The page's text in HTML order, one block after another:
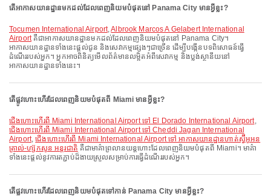
តើអាកាសយានដ្ឋានមកដល់ដែលពេញនិយមបំផុតនៅ Panama City មានអ្វីខ្លះ?
Tocumen International Airport,Albrook Marcos A Gelabert International
Airportគឺជាអាកាសយានដ្ឋានមកដល់ដែលពេញនិយមបំផុតនៅ Panama City។
អាកាសយានដ្ឋានទាំងនេះផ្តល់ជូន និងសេវាកម្មផ្សេងៗជាច្រើន ដើម្បីបង្កើនបទពិសោធន៍ធ្វើ
ដំណើររបស់អ្នក។ អ្នកអាចពិនិត្យមើលព័ត៌មានលម្អិតអំពីសេវាកម្ម និងប្លង់ស្ថានីយនៅ
អាកាសយានដ្ឋានទាំងនេះ។
តើផ្លូវហោះហើរដែលពេញនិយមបំផុតពី Miami មានអ្វីខ្លះ?
ជើងហោះហើរពី Miami International Airport ទៅ El Dorado International Airport,
ជើងហោះហើរពី Miami International Airport ទៅ Cheddi Jagan International
Airport,ជើងហោះហើរពី Miami International Airport ទៅ អាកាសយានដ្ឋានហាត់ស្វ៊ីអូអន
ត្រាល់-ហ្ស៊កសូន អន្តរជាតិ គឺជាមាគ៌ាព្រលានយន្តហោះដែលពេញនិយមបំផុតពី Miami។ មាគ៌ា
ទាំងនេះផ្តល់នូវការតភ្ជាប់ដ៏ងាយស្រួលសម្រាប់ការធ្វើដំណើររបស់អ្នក។
តើផ្លូវហោះហើរដែលពេញនិយមបំផុតទៅកាន់ Panama City មានអ្វីខ្លះ?